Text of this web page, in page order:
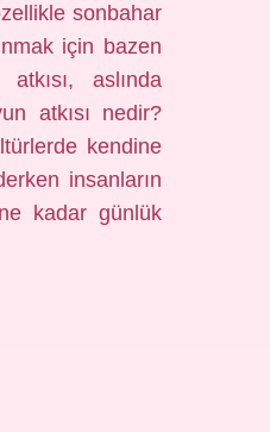
sonbahar
için bazen
aslında
atkısı nedir?
kendine
insanların
kadar günlük